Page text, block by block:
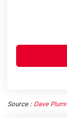
Source : Dave